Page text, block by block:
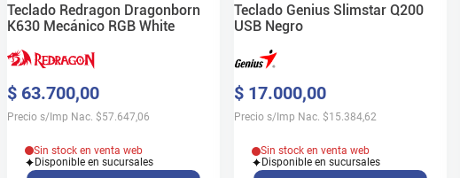
Teclado Redragon Dragonborn
K630 Mecánico RGB White
$ 63.700,00
Precio s/Imp Nac. $57.647,06
Sin stock en venta web
Disponible en sucursales
Teclado Genius Slimstar Q200
USB Negro
$ 17.000,00
Precio s/Imp Nac. $15.384,62
Sin stock en venta web
Disponible en sucursales